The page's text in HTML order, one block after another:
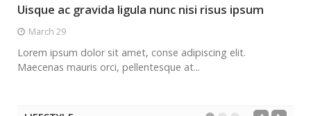
Uisque ac gravida ligula nunc nisi risus ipsum
March 29
Lorem ipsum dolor sit amet, conse adipiscing elit.
Maecenas mauris orci, pellentesque at...